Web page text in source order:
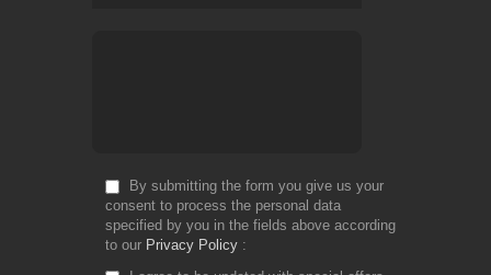
By submitting the form you give us your
consent to process the personal data
specified by you in the fields above according
to our Privacy Policy